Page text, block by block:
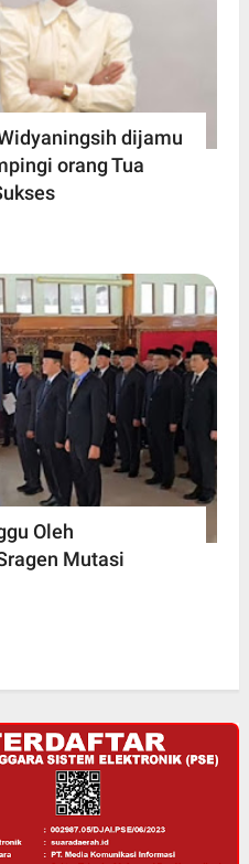
dijamu
orang Tua
Oleh
Mutasi